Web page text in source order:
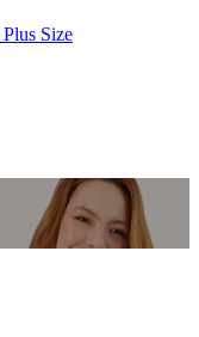
Plus Size